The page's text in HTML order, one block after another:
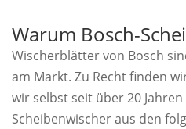
Warum Bosch-
Wischerblätter von Bosch
am Markt. Zu Recht finden
wir selbst seit über 20
Scheibenwischer aus den